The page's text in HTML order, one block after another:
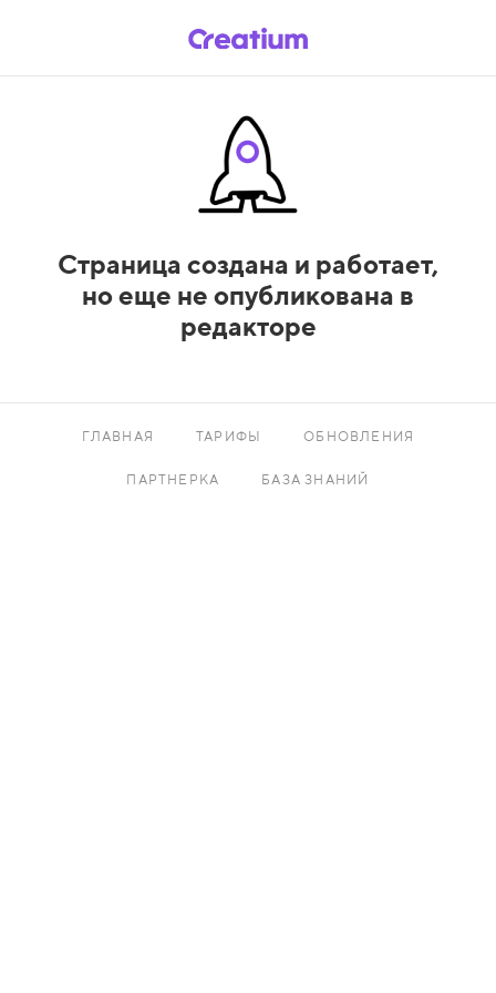
Страница создана и работает,
но еще не опубликована в
редакторе
ГЛАВНАЯ ТАРИФЫ ОБНОВЛЕНИЯ
ПАРТНЕРКА БАЗА ЗНАНИЙ